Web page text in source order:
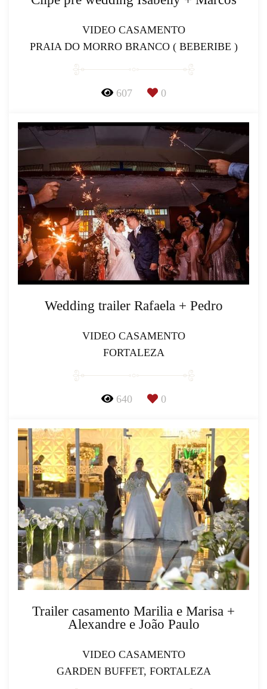
VIDEO CASAMENTO
PRAIA DO MORRO BRANCO ( BEBERIBE )
607 0
Wedding trailer Rafaela + Pedro
VIDEO CASAMENTO
FORTALEZA
640 0
Trailer casamento Marilia e Marisa +
Alexandre e João Paulo
VIDEO CASAMENTO
GARDEN BUFFET, FORTALEZA